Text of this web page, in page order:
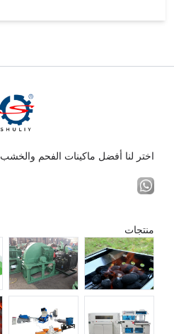
اختر لنا أفضل ماكينات الفحم والخشب
منتجات